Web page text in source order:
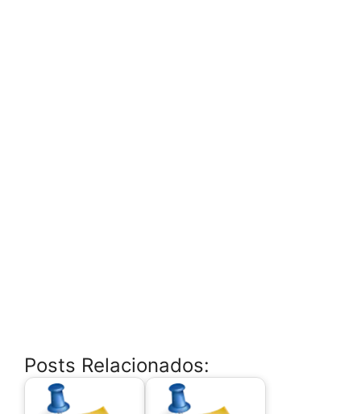
Posts Relacionados: